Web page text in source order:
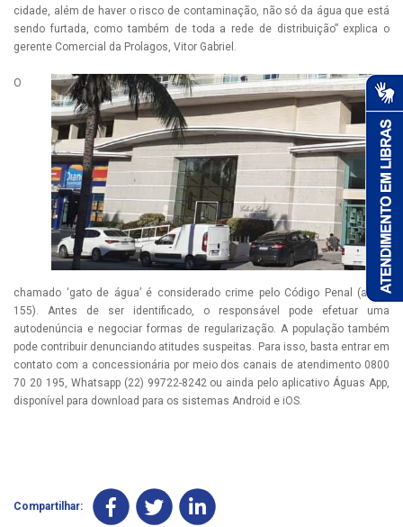
cidade, além de haver o risco de contaminação, não só da água que está
sendo furtada, como também de toda a rede de distribuição” explica o
gerente Comercial da Prolagos, Vitor Gabriel.
O
chamado ‘gato de água’ é considerado crime pelo Código Penal (artigo
155). Antes de ser identificado, o responsável pode efetuar uma
autodenúncia e negociar formas de regularização. A população também
pode contribuir denunciando atitudes suspeitas. Para isso, basta entrar em
contato com a concessionária por meio dos canais de atendimento 0800
70 20 195, Whatsapp (22) 99722-8242 ou ainda pelo aplicativo Águas App,
disponível para download para os sistemas Android e iOS.
Compartilhar: